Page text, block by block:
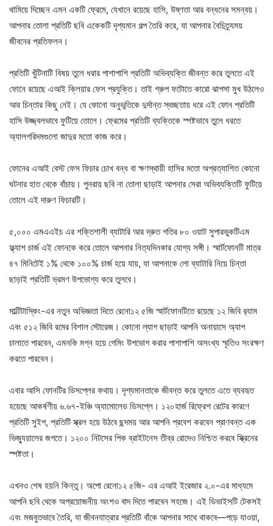
থামিয়ে দিচ্ছেন এমন একটি ফ্রেমে, যেখানে রয়েছে হাসি, উষ্ণতা আর বন্ধনের সমন্বয়।
আপনার তোলা প্রতিটি ছবি একেকটি দৃশ্যমান গল্প তৈরি করে, যা আপনার বৈচিত্র্যময়
জীবনের প্রতিফলন।
প্রতিটি খুঁটিনাটি বিষয় তুলে ধরার পাশাপাশি প্রতিটি অভিব্যক্তি জীবন্ত করে তুলতে এই
ফোনে রয়েছে এআই ক্লিয়ার ফেস প্রযুক্তি। তাই গ্রুপ ফটোতে কারো ঝাপসা মুখ উঠলেও
আর চিন্তার কিছু নেই। যে কোনো অনুভূতিকে দুর্দান্ত স্বচ্ছতায় ধরে এই ফোন প্রতিটি
হাসি উজ্জ্বলভাবে ফুটিয়ে তোলে। ফ্রেমের প্রতিটি ব্যক্তিকে স্পষ্টভাবে তুলে ধরতে
অ্যালগরিদমগুলো জাদুর মতো কাজ করে।
ফোনের এআই বেস্ট ফেস ফিচার চোখ বন্ধ বা ক্ষণস্থায়ী হাসির মতো অপ্রত্যাশিত কোনো
ঘটনার হাত থেকে বাঁচায়। পুনরায় ছবি না তোলা ছাড়াই আপনার সেরা অভিব্যক্তিটি ফুটিয়ে
তোলে এই দারুণ ফিচারটি।
৫,০০০ এমএএইচ এর শক্তিশালী ব্যাটারি আর দ্রুত গতির ৮০ ওয়াট সুপারভুকটিএম
ফ্ল্যাশ চার্জ এই ফোনকে করে তোলে আপনার নিত্যদিনকার যোগ্য সঙ্গী। স্মার্টফোনটি মাত্র
৪৭ মিনিটেই ১% থেকে ১০০% চার্জ হয়ে যায়, যা আপনাকে লো ব্যাটারি নিয়ে চিন্তা
ছাড়াই প্রতিটি ভ্রমণ উপভোগ্য করে তুলবে।
মাল্টিটাস্কিং-এর নতুন অভিজ্ঞতা দিতে রেনো১২ ৫জি স্মার্টফোনটিতে রয়েছে ১২ জিবি র‌্যাম
এবং ৫১২ জিবি রমের বিশাল স্টোরেজ। কোনো ল্যাগ ছাড়াই আপনি অনায়াসে অ্যাপ
চালাতে পারবেন, এমনকি মগ্ন হয়ে গেমিং উপভোগ করার পাশাপাশি অসংখ্য স্মৃতিও সংরক্ষণ
করতে পারবেন।
এবার আসি ফোনটির ডিসপ্লের কথায়। দৃশ্যমানতাকে জীবন্ত করে তুলতে এতে ব্যবহৃত
হয়েছে আকর্ষণীয় ৬.৬৭-ইঞ্চি অ্যামোলেড ডিসপ্লে। ১২০হার্জ রিফ্রেশ রেটের কারণে
প্রতিটি সুইপ, প্রতিটি স্ক্রল হয়ে উঠবে ছন্দময় আর আপনি প্রবেশ করবেন প্রাণবন্ত এক
ভিজ্যুয়ালের জগতে। ১২০০ নিটসের পিক ব্রাইটনেস তীব্র রোদেও নিশ্চিত করবে স্ক্রিনের
স্পষ্টতা।
এখনও শেষ হয়নি কিন্তু। অপো রেনো১২ ৫জি- এর এআই ইরেজার ২.০-এর মাধ্যমে
আপনি ছবি থেকে অপ্রয়োজনীয় অংশও বাদ দিতে পারবেন সহজে। এই ডিভাইসটি টেকসই
এবং মজবুতভাবে তৈরি, যা জীবনযাত্রার প্রতিটি বাঁকে আপনার সাথে থাকবে—পড়ে যাওয়া,